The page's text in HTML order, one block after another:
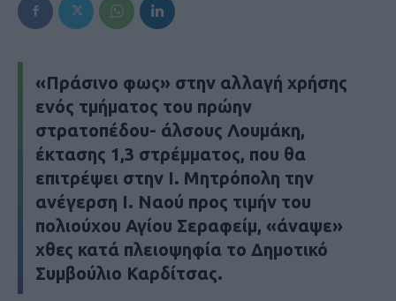
«Πράσινο φως» στην αλλαγή χρήσης
ενός τμήματος του πρώην
στρατοπέδου- άλσους Λουμάκη,
έκτασης 1,3 στρέμματος, που θα
επιτρέψει στην Ι. Μητρόπολη την
ανέγερση Ι. Ναού προς τιμήν του
πολιούχου Αγίου Σεραφείμ, «άναψε»
χθες κατά πλειοψηφία το Δημοτικό
Συμβούλιο Καρδίτσας.